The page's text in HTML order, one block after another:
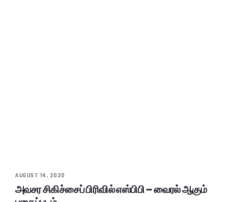
AUGUST 14, 2020
அவசர சிகிச்சைப் பிரிவில் எஸ்பிபி – வைரல் ஆகும்